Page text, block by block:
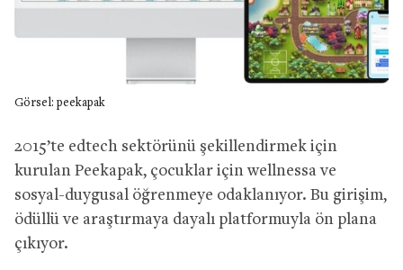
Görsel: peekapak
2015’te edtech sektörünü şekillendirmek için
kurulan Peekapak, çocuklar için wellnessa ve
sosyal-duygusal öğrenmeye odaklanıyor. Bu girişim,
ödüllü ve araştırmaya dayalı platformuyla ön plana
çıkıyor.